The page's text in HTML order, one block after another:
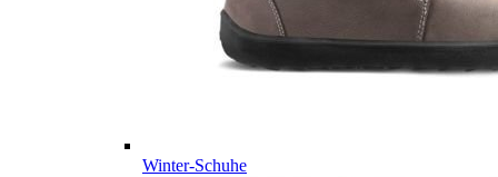
Winter-Schuhe